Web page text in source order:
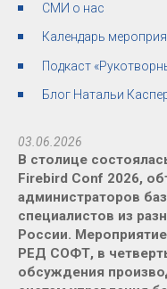
СМИ о нас
Календарь
Подкаст
Блог Натальи
03.06.2026
В столице
Firebird Conf 2026,
администраторов
специалистов из
России.
РЕД СОФТ, в
обсуждения